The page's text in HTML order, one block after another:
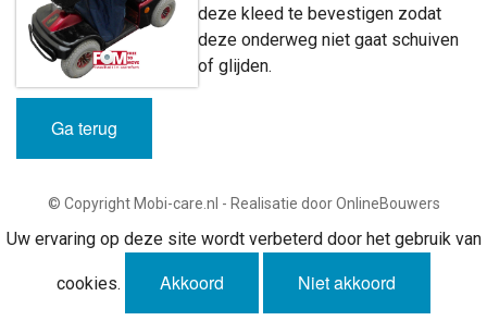
deze kleed te bevestigen zodat
deze onderweg niet gaat schuiven
of glijden.
Ga terug
© Copyright Mobi-care.nl - Realisatie door OnlineBouwers
Uw ervaring op deze site wordt verbeterd door het gebruik van
cookies. Akkoord Niet akkoord